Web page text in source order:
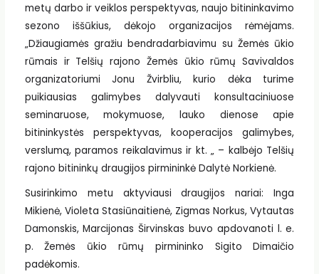
metų darbo ir veiklos perspektyvas, naujo bitininkavimo
sezono iššūkius, dėkojo organizacijos rėmėjams.
„Džiaugiamės gražiu bendradarbiavimu su Žemės ūkio
rūmais ir Telšių rajono Žemės ūkio rūmų Savivaldos
organizatoriumi Jonu Žvirbliu, kurio dėka turime
puikiausias galimybes dalyvauti konsultaciniuose
seminaruose, mokymuose, lauko dienose apie
bitininkystės perspektyvas, kooperacijos galimybes,
verslumą, paramos reikalavimus ir kt. „ – kalbėjo Telšių
rajono bitininkų draugijos pirmininkė Dalytė Norkienė.
Susirinkimo metu aktyviausi draugijos nariai: Inga
Mikienė, Violeta Stasiūnaitienė, Zigmas Norkus, Vytautas
Damonskis, Marcijonas Širvinskas buvo apdovanoti l. e.
p. Žemės ūkio rūmų pirmininko Sigito Dimaičio
padėkomis.